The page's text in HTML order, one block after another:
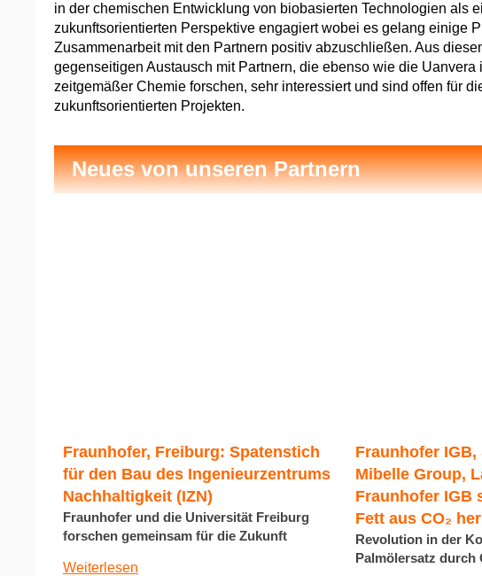
in der chemischen Entwicklung von biobasierten Technologien als
zukunftsorientierten Perspektive engagiert wobei es gelang einige
Zusammenarbeit mit den Partnern positiv abzuschließen. Aus
gegenseitigen Austausch mit Partnern, die ebenso wie die Uanvera
zeitgemäßer Chemie forschen, sehr interessiert und sind offen für
zukunftsorientierten Projekten.
Neues von unseren Partnern
Fraunhofer, Freiburg: Spatenstich
für den Bau des Ingenieurzentrums
Nachhaltigkeit (IZN)
Fraunhofer und die Universität Freiburg
forschen gemeinsam für die Zukunft
Weiterlesen
Fraunhofer
Mibelle Group,
Fraunhofer IGB
Fett aus CO₂ her
Revolution in der
Palmölersatz durch